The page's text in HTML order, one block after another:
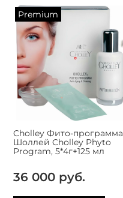
Premium
Cholley Фито-программа
Шоллей Cholley Phyto
Program, 5*4г+125 мл
36 000 руб.